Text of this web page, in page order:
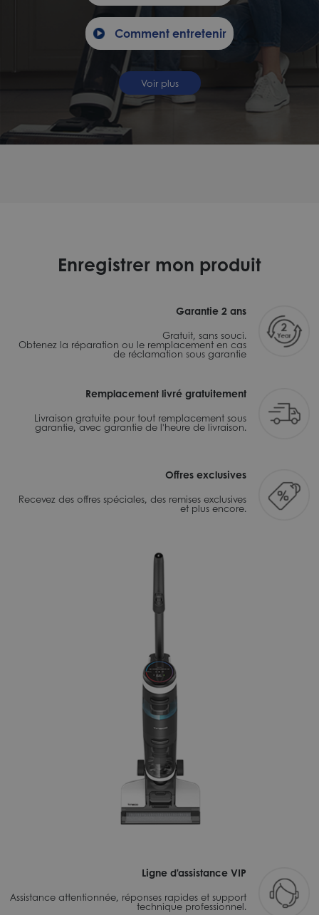
Comment entretenir
Voir plus
Enregistrer mon produit
Garantie 2 ans
Gratuit, sans souci.
Obtenez la réparation ou le remplacement en cas
de réclamation sous garantie
Remplacement livré gratuitement
Livraison gratuite pour tout remplacement sous
garantie, avec garantie de l'heure de livraison.
Offres exclusives
Recevez des offres spéciales, des remises exclusives
et plus encore.
Ligne d'assistance VIP
Assistance attentionnée, réponses rapides et support
technique professionnel.